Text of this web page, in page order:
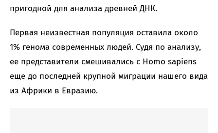
пригодной для анализа древней ДНК.
Первая неизвестная популяция оставила около
1% генома современных людей. Судя по анализу,
ее представители смешивались с Homo sapiens
еще до последней крупной миграции нашего вида
из Африки в Евразию.